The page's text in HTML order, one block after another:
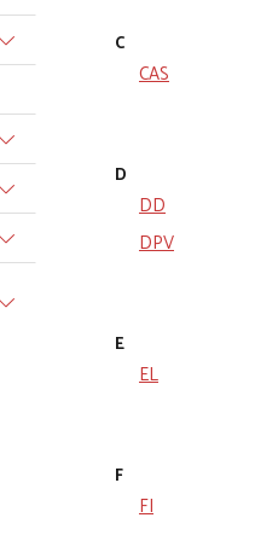
C
CAS
D
DD
DPV
E
EL
F
FI